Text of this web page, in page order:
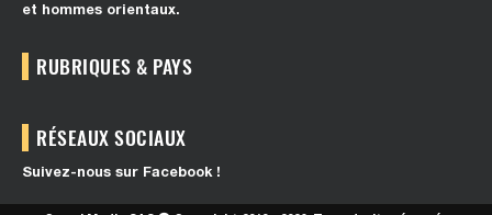
et hommes orientaux.
RUBRIQUES & PAYS
RÉSEAUX SOCIAUX
Suivez-nous sur Facebook !